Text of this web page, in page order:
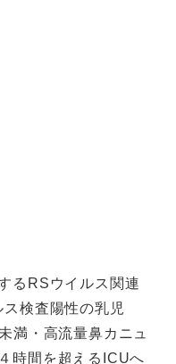
るRSウイルス関連
検査陽性の乳児
満・高流量鼻カニュ
時間を超えるICUへ